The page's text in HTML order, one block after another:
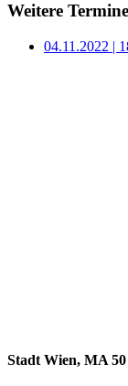
Weitere Termine
04.11.2022 |
Stadt Wien, MA 50